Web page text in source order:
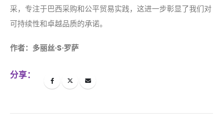
采，专注于巴西采购和公平贸易实践，这进一步彰显了我们对
可持续性和卓越品质的承诺。
作者：多丽丝·S·罗萨
分享：